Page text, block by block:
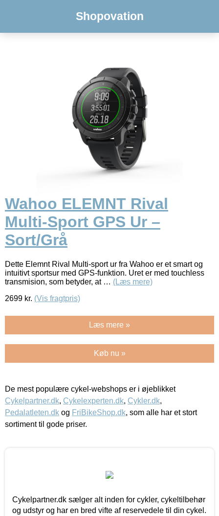
Shopovation
Wahoo ELEMNT Rival
Multi-Sport GPS Ur –
Sort/Grå
Dette Elemnt Rival Multi-sport ur fra Wahoo er et smart og
intuitivt sportsur med GPS-funktion. Uret er med touchless
transmision, som betyder, at … (Læs mere)
2699 kr. (Vis fragtpris)
Læs mere »
Køb nu »
De mest populære cykel-webshops er i øjeblikket
Cykelpartner.dk, Cykelexperten.dk, Cykler.dk,
Pedalatleten.dk og FriBikeShop.dk, som alle har et stort
sortiment til gode priser.
Cykelpartner.dk sælger alt inden for cykler, cykeltilbehør
og udstyr og har en bred vifte af reservedele til din cykel.